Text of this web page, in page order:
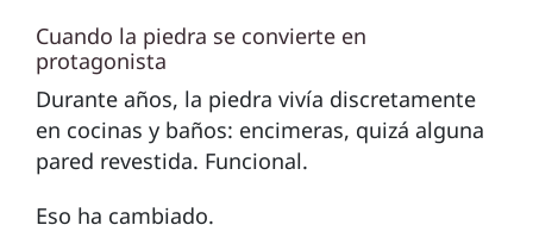
Cuando la piedra se convierte en
protagonista
Durante años, la piedra vivía discretamente
en cocinas y baños: encimeras, quizá alguna
pared revestida. Funcional.
Eso ha cambiado.